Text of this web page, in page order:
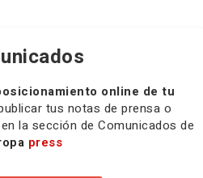
online de tu
tus notas de prensa o
la sección de Comunicados de
press